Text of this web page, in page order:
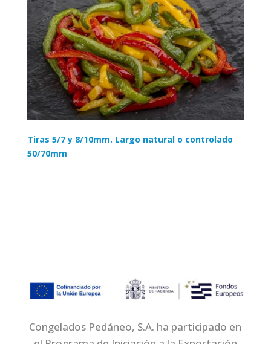
Tiras 5/7 y 8/10mm. Largo natural o controlado
50/70mm
Congelados Pedáneo, S.A. ha participado en